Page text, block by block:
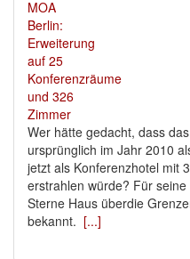
Wer hätte gedacht, dass
ursprünglich im Jahr 2010
jetzt als Konferenzhotel mit
erstrahlen würde? Für
Sterne Haus überdie
bekannt. [...]